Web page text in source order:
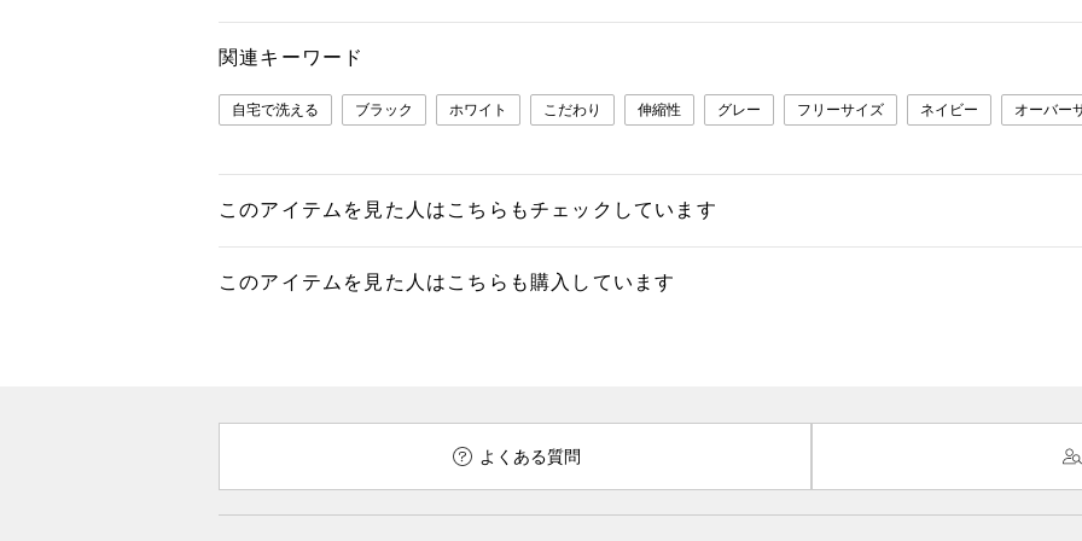
関連キーワード
自宅で洗える ブラック ホワイト こだわり 伸縮性 グレー フリーサイズ ネイビー オーバー
このアイテムを見た人はこちらもチェックしています
このアイテムを見た人はこちらも購入しています
よくある質問